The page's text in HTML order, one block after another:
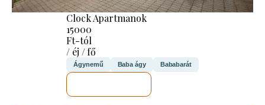
Clock Apartmanok
15000
Ft-tól
/ éj / fő
Ágynemű Baba ágy Bababarát